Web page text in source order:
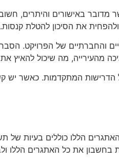
מדובר באישורים והיתרים,
את הסיכון להטלת קנסות.
והחברתיים של הפרויקט.
מהעירייה, מה שיכול להאיץ
הדרישות המתקדמות. כאשר
הללו כוללים בעיות של
בחשבון את כל האתגרים הללו